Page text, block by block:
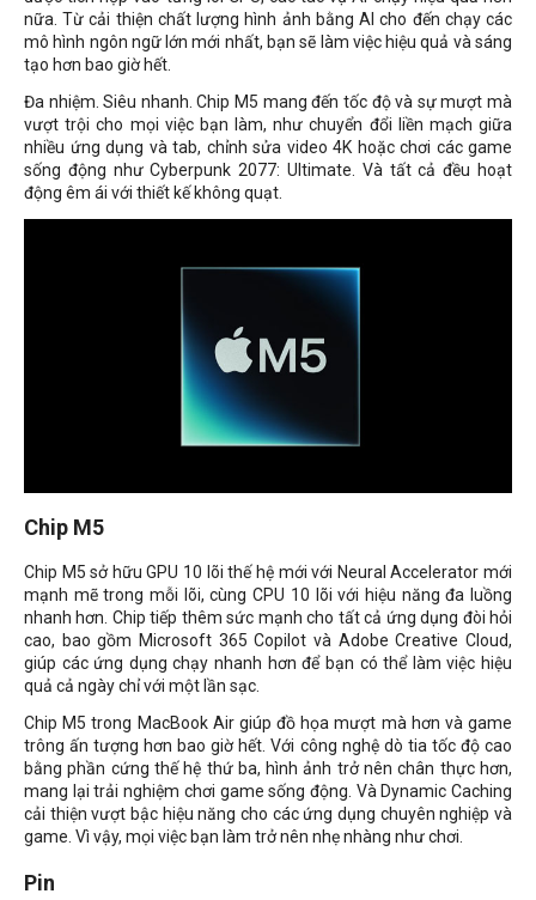
nữa. Từ cải thiện chất lượng hình ảnh bằng AI cho đến chạy các
mô hình ngôn ngữ lớn mới nhất, bạn sẽ làm việc hiệu quả và sáng
tạo hơn bao giờ hết.
Đa nhiệm. Siêu nhanh. Chip M5 mang đến tốc độ và sự mượt mà
vượt trội cho mọi việc bạn làm, như chuyển đổi liền mạch giữa
nhiều ứng dụng và tab, chỉnh sửa video 4K hoặc chơi các game
sống động như Cyberpunk 2077: Ultimate. Và tất cả đều hoạt
động êm ái với thiết kế không quạt.
Chip M5
Chip M5 sở hữu GPU 10 lõi thế hệ mới với Neural Accelerator mới
mạnh mẽ trong mỗi lõi, cùng CPU 10 lõi với hiệu năng đa luồng
nhanh hơn. Chip tiếp thêm sức mạnh cho tất cả ứng dụng đòi hỏi
cao, bao gồm Microsoft 365 Copilot và Adobe Creative Cloud,
giúp các ứng dụng chạy nhanh hơn để bạn có thể làm việc hiệu
quả cả ngày chỉ với một lần sạc.
Chip M5 trong MacBook Air giúp đồ họa mượt mà hơn và game
trông ấn tượng hơn bao giờ hết. Với công nghệ dò tia tốc độ cao
bằng phần cứng thế hệ thứ ba, hình ảnh trở nên chân thực hơn,
mang lại trải nghiệm chơi game sống động. Và Dynamic Caching
cải thiện vượt bậc hiệu năng cho các ứng dụng chuyên nghiệp và
game. Vì vậy, mọi việc bạn làm trở nên nhẹ nhàng như chơi.
Pin